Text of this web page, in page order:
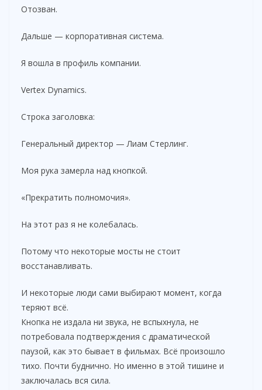
Отозван.
Дальше — корпоративная система.
Я вошла в профиль компании.
Vertex Dynamics.
Строка заголовка:
Генеральный директор — Лиам Стерлинг.
Моя рука замерла над кнопкой.
«Прекратить полномочия».
На этот раз я не колебалась.
Потому что некоторые мосты не стоит
восстанавливать.
И некоторые люди сами выбирают момент, когда
теряют всё.
Кнопка не издала ни звука, не вспыхнула, не
потребовала подтверждения с драматической
паузой, как это бывает в фильмах. Всё произошло
тихо. Почти буднично. Но именно в этой тишине и
заключалась вся сила.